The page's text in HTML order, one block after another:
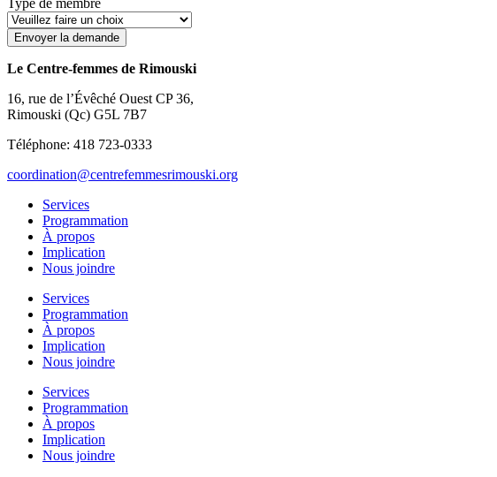
Type de membre
Envoyer la demande
Le Centre-femmes de Rimouski
16, rue de l’Évêché Ouest CP 36,
Rimouski (Qc) G5L 7B7
Téléphone: 418 723-0333
coordination@centrefemmesrimouski.org
Services
Programmation
À propos
Implication
Nous joindre
Services
Programmation
À propos
Implication
Nous joindre
Services
Programmation
À propos
Implication
Nous joindre